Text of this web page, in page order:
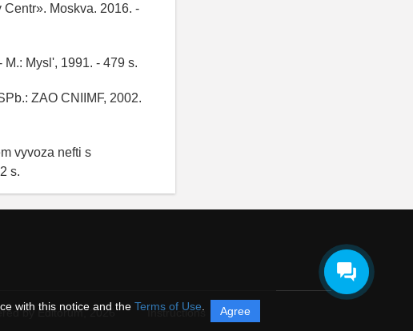
with this notice and the Terms of Use Agree
Moskva. 2016. -
Mysl', 1991. - 479 s.
ZAO CNIIMF, 2002.
vyvoza nefti s
s.
by Editorum, 2026 Instructions